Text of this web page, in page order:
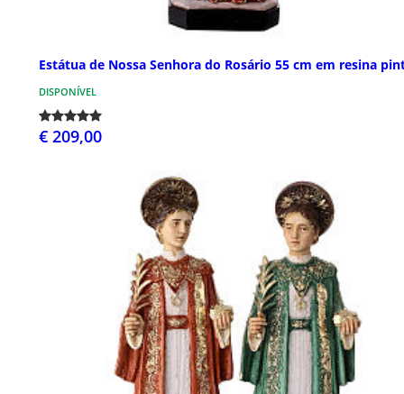
Estátua de Nossa Senhora do Rosário 55 cm em resina
DISPONÍVEL
€ 209,00